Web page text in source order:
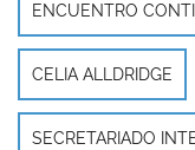
ENCUENTRO
CELIA ALLDRIDGE
SECRETARIADO